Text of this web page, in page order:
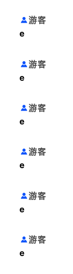
游客
e
游客
e
游客
e
游客
e
游客
e
游客
e